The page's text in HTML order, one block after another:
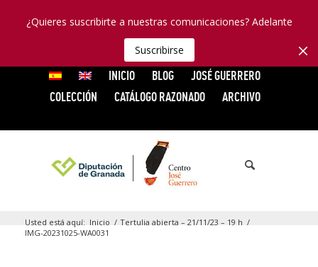
¿Quieres suscribirte a nuestras comunicaciones? Adelante
Suscribirse
INICIO BLOG
JOSÉ GUERRERO
COLECCIÓN
CATÁLOGO RAZONADO ARCHIVO
Usted está aquí: Inicio / Tertulia abierta – 21/11/23 – 19 h /
IMG-20231025-WA0031